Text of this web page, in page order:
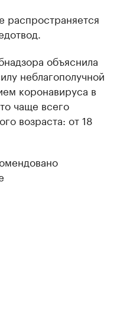
распространяется
объяснила
неблагополучной
коронавируса в
чаще всего
возраста: от 18